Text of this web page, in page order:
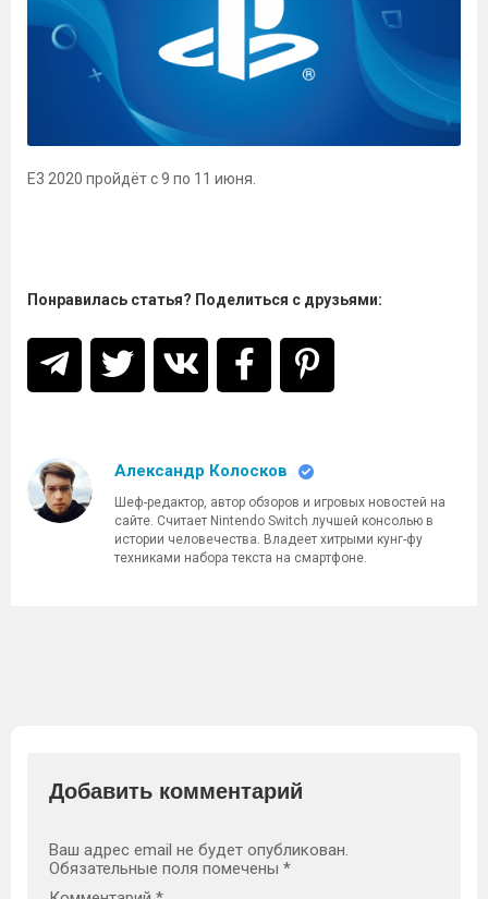
Е3 2020 пройдёт с 9 по 11 июня.
Понравилась статья? Поделиться с друзьями:
Александр Колосков
Шеф-редактор, автор обзоров и игровых новостей на
сайте. Считает Nintendo Switch лучшей консолью в
истории человечества. Владеет хитрыми кунг-фу
техниками набора текста на смартфоне.
Добавить комментарий
Ваш адрес email не будет опубликован.
Обязательные поля помечены *